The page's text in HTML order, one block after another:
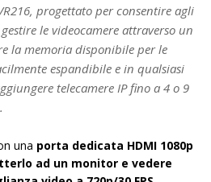
progettato per consentire agli
le videocamere attraverso un
la memoria disponibile per le
espandibile e in qualsiasi
telecamere IP fino a 4 o 9
una porta dedicata HDMI 1080p
ad un monitor e vedere